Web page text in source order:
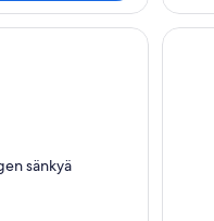
| Ylelliset vuodevaatteet,
sänkyä